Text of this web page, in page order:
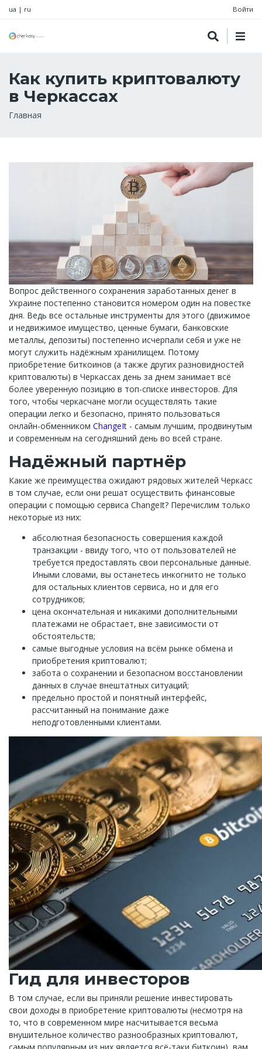
ua | ru Войти
Как купить криптовалюту
в Черкассах
Строка
Главная
Вопрос действенного сохранения заработанных денег в
Украине постепенно становится номером один на повестке
дня. Ведь все остальные инструменты для этого (движимое
и недвижимое имущество, ценные бумаги, банковские
металлы, депозиты) постепенно исчерпали себя и уже не
могут служить надёжным хранилищем. Потому
приобретение биткоинов (а также других разновидностей
криптовалюты) в Черкассах день за днем занимает всё
более уверенную позицию в топ-списке инвесторов. Для
того, чтобы черкасчане могли осуществлять такие
операции легко и безопасно, принято пользоваться
онлайн-обменником ChangeIt - самым лучшим, продвинутым
и современным на сегодняшний день во всей стране.
Надёжный партнёр
Какие же преимущества ожидают рядовых жителей Черкасс
в том случае, если они решат осуществить финансовые
операции с помощью сервиса ChangeIt? Перечислим только
некоторые из них:
абсолютная безопасность совершения каждой
транзакции - ввиду того, что от пользователей не
требуется предоставлять свои персональные данные.
Иными словами, вы останетесь инкогнито не только
для остальных клиентов сервиса, но и для его
сотрудников;
цена окончательная и никакими дополнительными
платежами не обрастает, вне зависимости от
обстоятельств;
самые выгодные условия на всём рынке обмена и
приобретения криптовалют;
забота о сохранении и безопасном восстановлении
данных в случае внештатных ситуаций;
предельно простой и понятный интерфейс,
рассчитанный на понимание даже
неподготовленными клиентами.
Гид для инвесторов
В том случае, если вы приняли решение инвестировать
свои доходы в приобретение криптовалюты (несмотря на
то, что в современном мире насчитывается весьма
внушительное количество разнообразных криптовалют,